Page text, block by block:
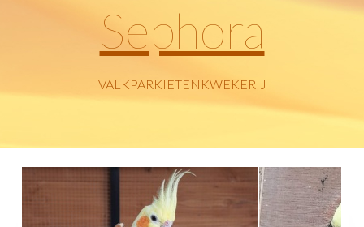
Sephora
VALKPARKIETENKWEKERIJ